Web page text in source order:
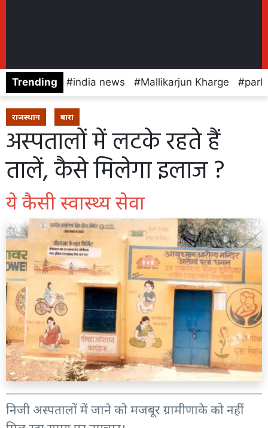
Trending india news Mallikarjun Kharge
राजस्थान बारां
अस्पतालों में लटके रहते हैं
तालें, कैसे मिलेगा इलाज ?
ये कैसी स्वास्थ्य सेवा
निजी अस्पतालों में जाने को मजबूर ग्रामीणाके को नहीं